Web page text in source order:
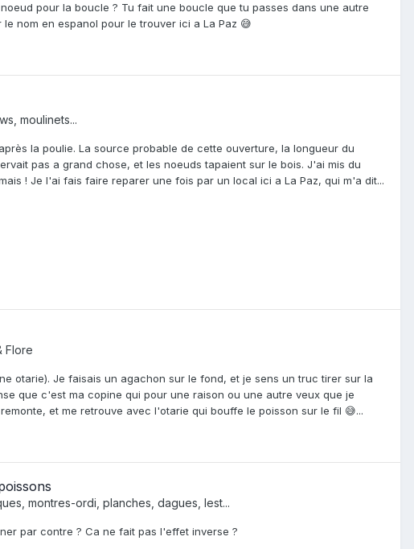
pour la boucle ? Tu fait une boucle que tu passes dans une autre
nom en espanol pour le trouver ici a La Paz 😅
moulinets...
la poulie. La source probable de cette ouverture, la longueur du
pas a grand chose, et les noeuds tapaient sur le bois. J'ai mis du
! Je l'ai fais faire reparer une fois par un local ici a La Paz, qui m'a dit...
Flore
otarie). Je faisais un agachon sur le fond, et je sens un truc tirer sur la
que c'est ma copine qui pour une raison ou une autre veux que je
et me retrouve avec l'otarie qui bouffe le poisson sur le fil 😅...
montres-ordi, planches, dagues, lest...
par contre ? Ca ne fait pas l'effet inverse ?